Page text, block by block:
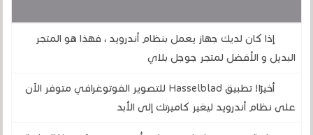
إذا كان لديك جهاز يعمل بنظام أندرويد ، فهذا هو المتجر
البديل و الأفضل لمتجر جوجل بلاي
أخيرًا! تطبيق Hasselblad للتصوير الفوتوغرافي متوفر الآن
على نظام أندرويد ليغير كاميرتك إلى الأبد